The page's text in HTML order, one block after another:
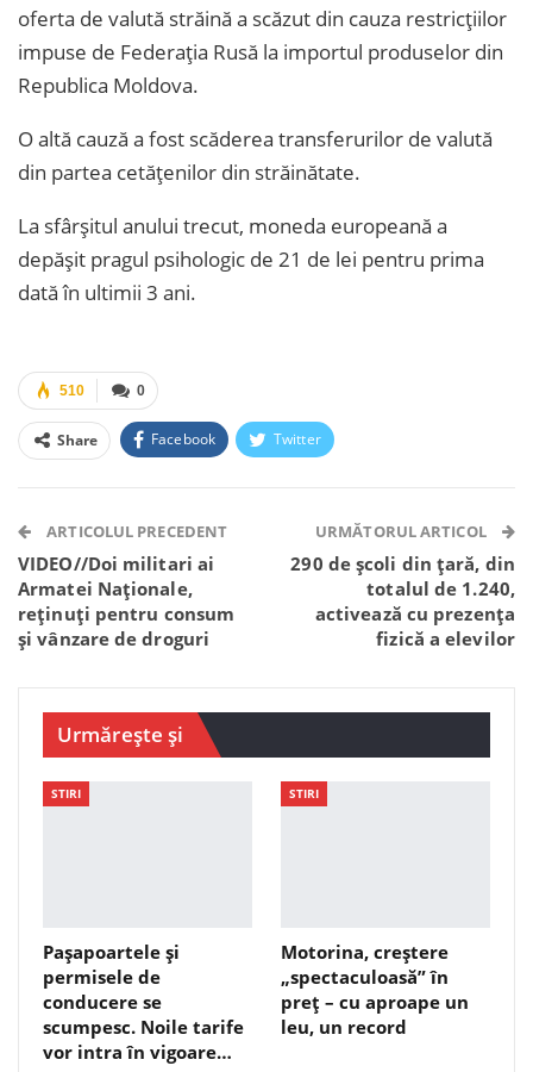
oferta de valută străină a scăzut din cauza restricţiilor
impuse de Federaţia Rusă la importul produselor din
Republica Moldova.
O altă cauză a fost scăderea transferurilor de valută
din partea cetăţenilor din străinătate.
La sfârşitul anului trecut, moneda europeană a
depăşit pragul psihologic de 21 de lei pentru prima
dată în ultimii 3 ani.
0
510
Share Facebook Twitter
Telegram WhatsApp Viber
ARTICOLUL PRECEDENT
VIDEO//Doi militari ai
Armatei Naționale,
reținuți pentru consum
și vânzare de droguri
URMĂTORUL ARTICOL
290 de școli din țară, din
totalul de 1.240,
activează cu prezența
fizică a elevilor
Urmărește și
STIRI
Pașapoartele și
permisele de
conducere se
scumpesc. Noile tarife
vor intra în vigoare…
STIRI
Motorina, creștere
„spectaculoasă” în
preț – cu aproape un
leu, un record